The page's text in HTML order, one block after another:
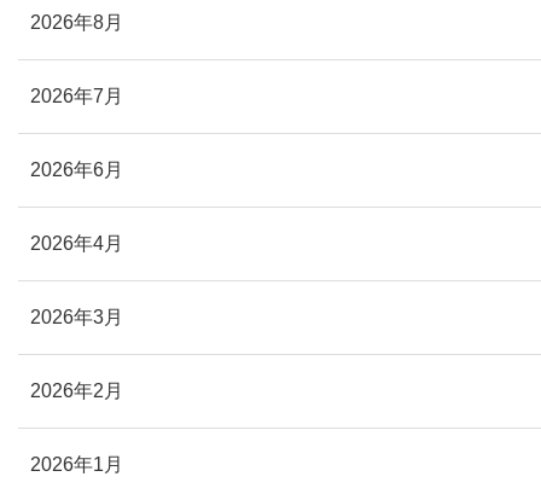
2026年8月
2026年7月
2026年6月
2026年4月
2026年3月
2026年2月
2026年1月